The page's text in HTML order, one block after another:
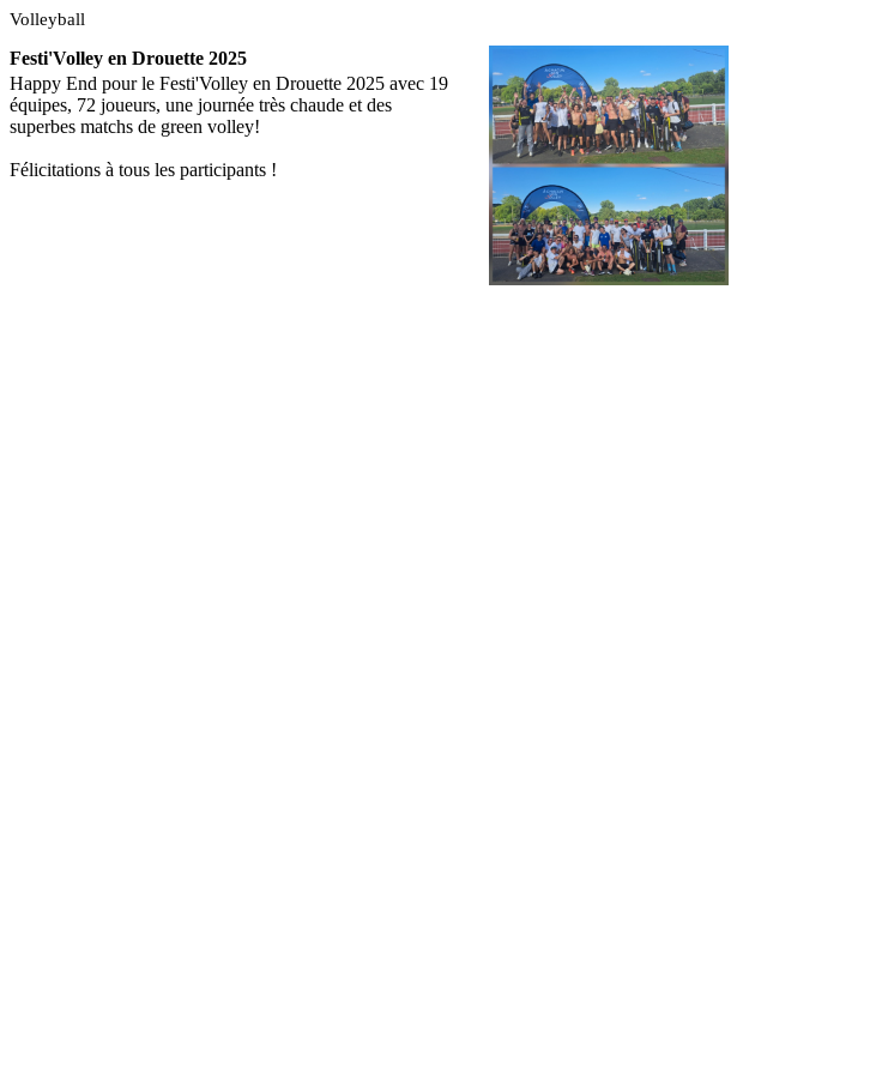
Volleyball
Festi'Volley en Drouette 2025
Happy End pour le Festi'Volley en Drouette 2025 avec 19
équipes, 72 joueurs, une journée très chaude et des
superbes matchs de green volley!
Félicitations à tous les participants !